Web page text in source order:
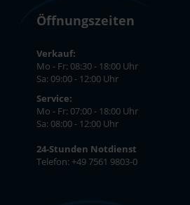
Öffnungszeiten
Verkauf:
Mo - Fr: 08:30 - 18:00 Uhr
Sa: 09:00 - 12:00 Uhr
Service:
Mo - Fr: 07:00 - 18:00 Uhr
Sa: 08:00 - 12:00 Uhr
24-Stunden Notdienst
Telefon: +49 7561 9803-0